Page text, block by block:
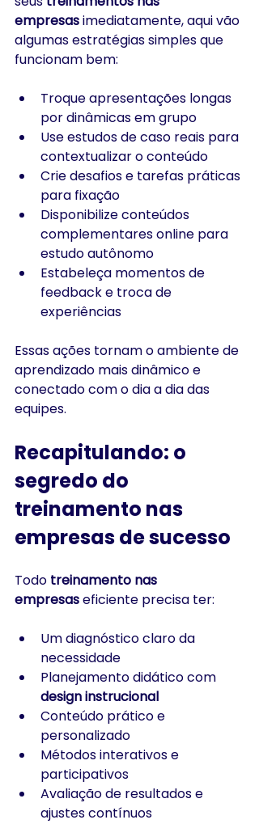
empresas imediatamente, aqui vão
algumas estratégias simples que
funcionam bem:
Troque apresentações longas
por dinâmicas em grupo
Use estudos de caso reais para
contextualizar o conteúdo
Crie desafios e tarefas práticas
para fixação
Disponibilize conteúdos
complementares online para
estudo autônomo
Estabeleça momentos de
feedback e troca de
experiências
Essas ações tornam o ambiente de
aprendizado mais dinâmico e
conectado com o dia a dia das
equipes.
Recapitulando: o
segredo do
treinamento nas
empresas de sucesso
Todo treinamento nas
empresas eficiente precisa ter:
Um diagnóstico claro da
necessidade
Planejamento didático com
design instrucional
Conteúdo prático e
personalizado
Métodos interativos e
participativos
Avaliação de resultados e
ajustes contínuos